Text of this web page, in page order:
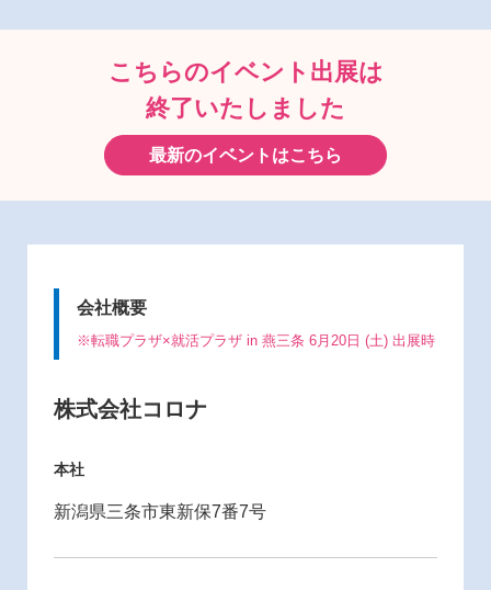
こちらのイベント出展は
終了いたしました
最新のイベントはこちら
会社概要
※転職プラザ×就活プラザ in 燕三条 6月20日 (土) 出展時
株式会社コロナ
本社
新潟県三条市東新保7番7号